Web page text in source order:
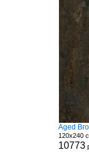
Aged
120x240
10773